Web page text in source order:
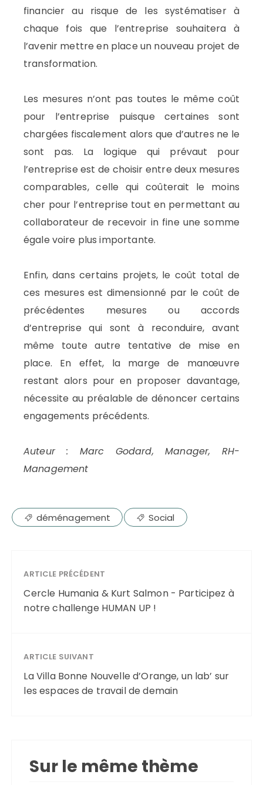
financier au risque de les systématiser à
chaque fois que l’entreprise souhaitera à
l’avenir mettre en place un nouveau projet de
transformation.
Les mesures n’ont pas toutes le même coût
pour l’entreprise puisque certaines sont
chargées fiscalement alors que d’autres ne le
sont pas. La logique qui prévaut pour
l’entreprise est de choisir entre deux mesures
comparables, celle qui coûterait le moins
cher pour l’entreprise tout en permettant au
collaborateur de recevoir in fine une somme
égale voire plus importante.
Enfin, dans certains projets, le coût total de
ces mesures est dimensionné par le coût de
précédentes mesures ou accords
d’entreprise qui sont à reconduire, avant
même toute autre tentative de mise en
place. En effet, la marge de manœuvre
restant alors pour en proposer davantage,
nécessite au préalable de dénoncer certains
engagements précédents.
Auteur : Marc Godard, Manager, RH-
Management
déménagement Social
ARTICLE PRÉCÉDENT
Cercle Humania & Kurt Salmon - Participez à
notre challenge HUMAN UP !
ARTICLE SUIVANT
La Villa Bonne Nouvelle d’Orange, un lab’ sur
les espaces de travail de demain
Sur le même thème